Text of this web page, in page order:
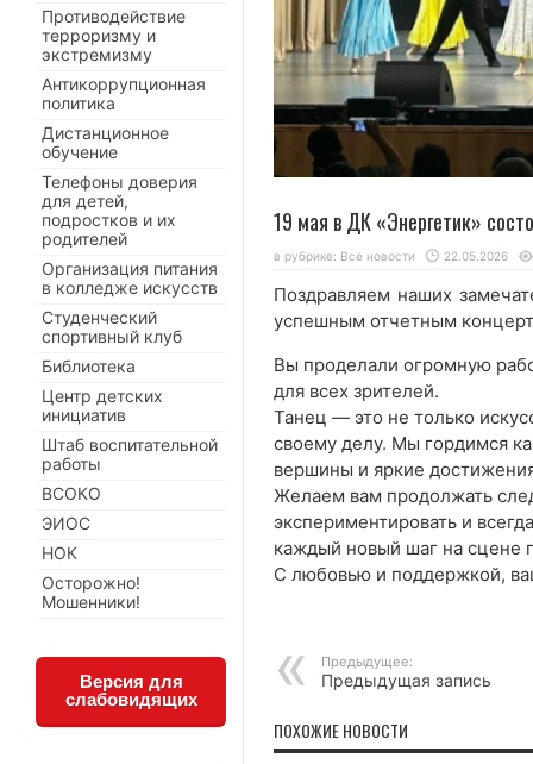
19 мая в ДК «Энергетик»
в рубрике: Все новости 22.05.2026
Поздравляем наших
успешным отчетным
Вы проделали огромную
для всех зрителей.
Танец — это не только
своему делу. Мы гордимся
вершины и яркие
Желаем вам продолжать
экспериментировать и
каждый новый шаг на сцене
С любовью и поддержкой,
Предыдущее:
Предыдущая запись
ПОХОЖИЕ НОВОСТИ
Противодействие
терроризму и
экстремизму
Антикоррупционная
политика
Дистанционное
обучение
Телефоны доверия
для детей,
подростков и их
родителей
Организация питания
в колледже искусств
Студенческий
спортивный клуб
Библиотека
Центр детских
инициатив
Штаб воспитательной
работы
ВСОКО
ЭИОС
НОК
Осторожно!
Мошенники!
Версия для
слабовидящих